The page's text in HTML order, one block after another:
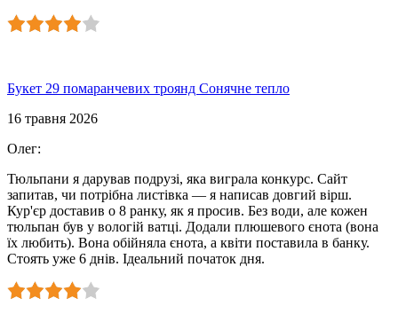
Букет 29 помаранчевих троянд Сонячне тепло
16 травня 2026
Олег:
Тюльпани я дарував подрузі, яка виграла конкурс. Сайт
запитав, чи потрібна листівка — я написав довгий вірш.
Кур'єр доставив о 8 ранку, як я просив. Без води, але кожен
тюльпан був у вологій ватці. Додали плюшевого єнота (вона
їх любить). Вона обійняла єнота, а квіти поставила в банку.
Стоять уже 6 днів. Ідеальний початок дня.